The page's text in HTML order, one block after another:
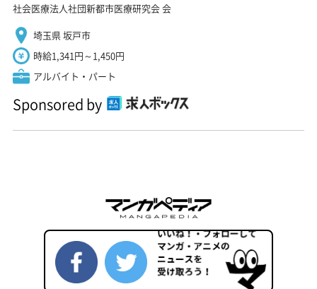
社会医療法人社団新都市医療研究会 会
埼玉県 坂戸市
時給1,341円～1,450円
アルバイト・パート
Sponsored by